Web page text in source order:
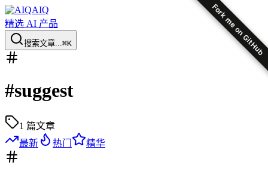
Fork me on GitHub
AIQ
精选 AI 产品
搜索文章...⌘K
#suggest
1 篇文章
最新
热门 精华